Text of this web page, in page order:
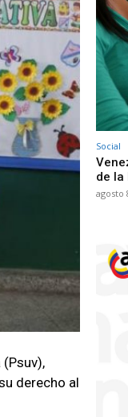
derecho al
Social
de la
agosto